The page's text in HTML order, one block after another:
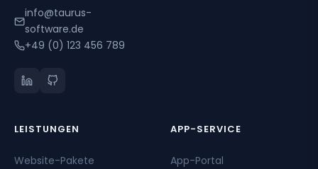
info@taurus-
software.de
+49 (0) 123 456 789
LEISTUNGEN
Website-Pakete
APP-SERVICE
App-Portal